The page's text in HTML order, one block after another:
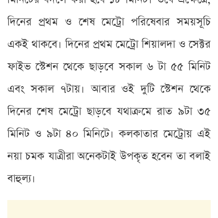
দিনের প্রথম ও শেষ মেট্রো পরিষেবার সময়সূচি
একই থাকবে। দিনের প্রথম মেট্রো শিয়ালদা ও সেক্টর
ফাইভ স্টেশন থেকে ছাড়বে সকাল ৬ টা ৫৫ মিনিট
এবং সকাল ৭টায়। আবার ওই দুটি স্টেশন থেকে
দিনের শেষ মেট্রো ছাড়বে যথাক্রমে রাত ৯টা ৩৫
মিনিট ও ৯টা ৪০ মিনিটে। কলকাতার মেট্রোয় এই
নয়া চমক যাত্রীরা অনেকটাই উপকৃত হবেন তা বলাই
বাহুল্য।